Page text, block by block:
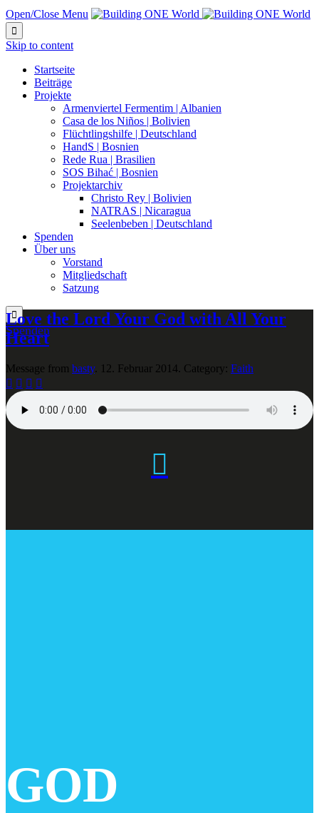
Open/Close Menu

Skip to content
Startseite
Beiträge
Projekte
Armenviertel Fermentim | Albanien
Casa de los Niños | Bolivien
Flüchtlingshilfe | Deutschland
HandS | Bosnien
Rede Rua | Brasilien
SOS Bihać | Bosnien
Projektarchiv
Christo Rey | Bolivien
NATRAS | Nicaragua
Seelenbeben | Deutschland
Spenden
Über uns
Vorstand
Mitgliedschaft
Satzung

Spenden
Love the Lord Your God with All Your
Heart
Message from basty. 12. Februar 2014. Category: Faith
   

GOD